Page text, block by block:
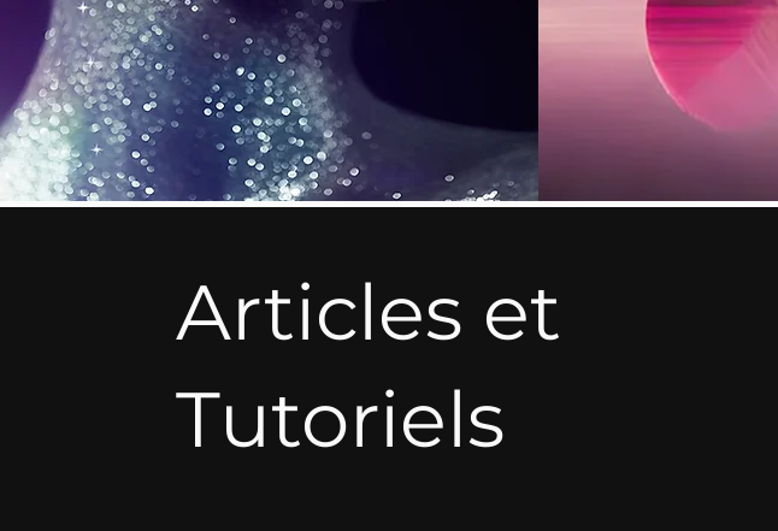
Articles et
Tutoriels